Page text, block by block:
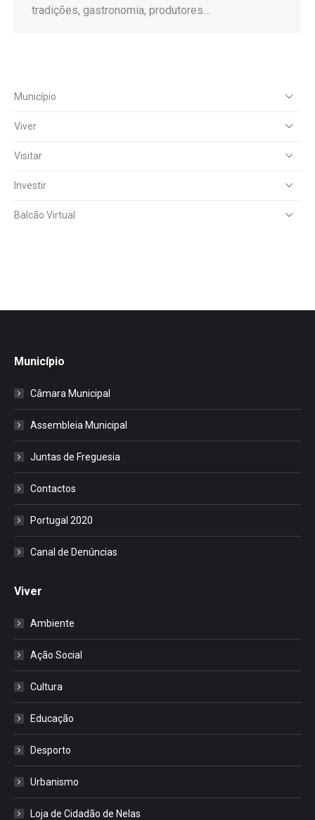
tradições, gastronomia, produtores…
Município
Viver
Visitar
Investir
Balcão Virtual
Município
Câmara Municipal
Assembleia Municipal
Juntas de Freguesia
Contactos
Portugal 2020
Canal de Denúncias
Viver
Ambiente
Ação Social
Cultura
Educação
Desporto
Urbanismo
Loja de Cidadão de Nelas